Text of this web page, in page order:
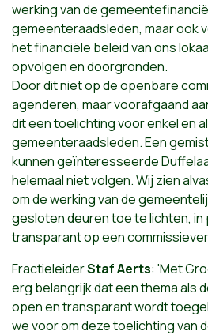
werking van de
gemeenteraadsleden, maar ook
het financiële beleid van ons
opvolgen en doorgronden.
Door dit niet op de openbare
agenderen, maar voorafgaand
dit een toelichting voor enkel en
gemeenteraadsleden. Een
kunnen geïnteresseerde
helemaal niet volgen. Wij zien
om de werking van de
gesloten deuren toe te lichten, in
transparant op een
FractieleiderStaf Aerts: 'Met
erg belangrijk dat een thema als
open en transparant wordt
we voor om deze toelichting van